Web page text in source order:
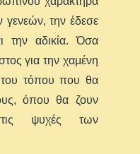
την έδεσε
την αδικία. Όσα
για την χαμένη
του τόπου που θα
όπου θα ζουν
ψυχές των